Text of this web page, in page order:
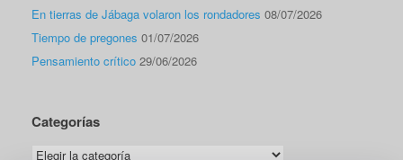
En tierras de Jábaga volaron los rondadores 08/07/2026
Tiempo de pregones 01/07/2026
Pensamiento crítico 29/06/2026
Categorías
Categorías